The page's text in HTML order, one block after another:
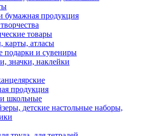
бумажная продукция
товары
карты, атласы
подарки и сувениры
значки, наклейки
продукция
школьные
детские настольные наборы,